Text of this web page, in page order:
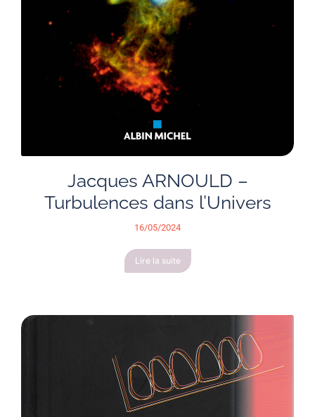
Jacques ARNOULD –
Turbulences dans l’Univers
16/05/2024
Lire la suite